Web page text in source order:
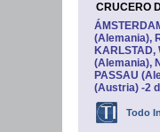
CRUCERO
(Alemania),
(Alemania),
PASSAU
(Austria) -2
Todo